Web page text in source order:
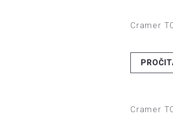
Cramer
Cramer